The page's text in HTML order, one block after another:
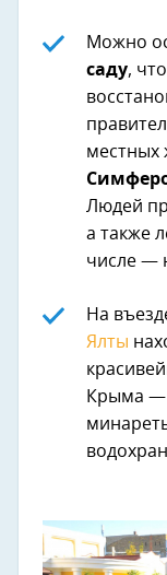
Можно
саду,
местных
Людей
а также
числе —
На
Ялты
Крыма —